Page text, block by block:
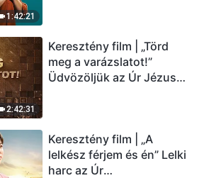
1:42:21
2:42:31
Keresztény film | „Törd
meg a varázslatot!”
Üdvözöljük az Úr Jézus
Keresztény film | „A
lelkész férjem és én” Lelki
harc az Úr